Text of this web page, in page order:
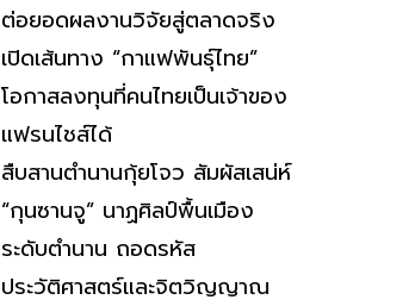
ต่อยอดผลงานวิจัยสู่ตลาดจริง
เปิดเส้นทาง “กาแฟพันธุ์ไทย”
โอกาสลงทุนที่คนไทยเป็นเจ้าของ
แฟรนไชส์ได้
สืบสานตำนานกุ้ยโจว สัมผัสเสน่ห์
“กุนซานจู” นาฏศิลป์พื้นเมือง
ระดับตำนาน ถอดรหัส
ประวัติศาสตร์และจิตวิญญาณ